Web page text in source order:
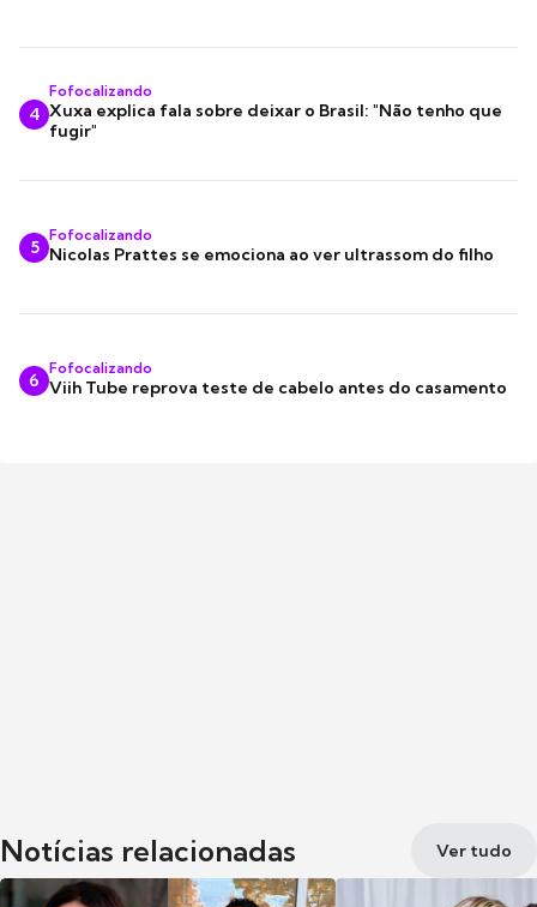
4
Fofocalizando
Xuxa explica fala sobre deixar o Brasil: "Não tenho que
fugir"
5
Fofocalizando
Nicolas Prattes se emociona ao ver ultrassom do filho
6
Fofocalizando
Viih Tube reprova teste de cabelo antes do casamento
Notícias relacionadas Ver tudo